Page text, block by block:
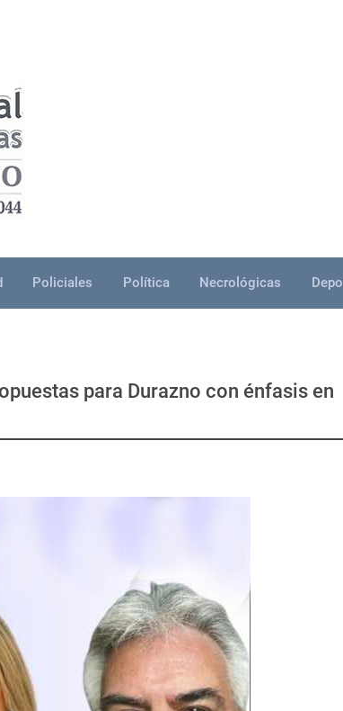
Policiales Política Necrológicas
para Durazno con énfasis en